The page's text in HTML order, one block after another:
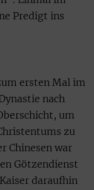
Predigt ins
ersten Mal im
nach
um
zu
Chinesen war
Götzendienst
daraufhin